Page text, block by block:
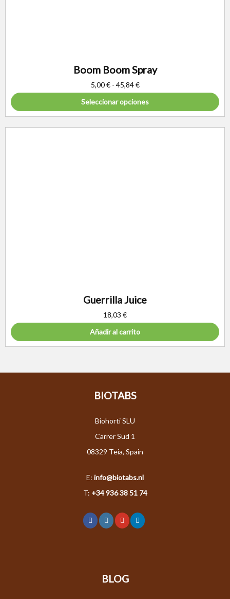
Boom Boom Spray
5,00€ - 45,84€
Seleccionar opciones
Guerrilla Juice
18,03 €
Añadir al carrito
BIOTABS
Biohorti SLU
Carrer Sud 1
08329 Teia, Spain
E: info@biotabs.nl
T: +34 936 38 51 74
BLOG